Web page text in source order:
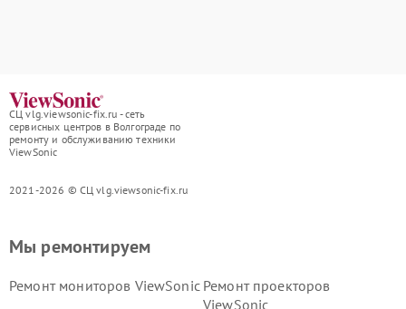
СЦ vlg.viewsonic-fix.ru - сеть
сервисных центров в Волгограде по
ремонту и обслуживанию техники
ViewSonic
2021-2026 © СЦ vlg.viewsonic-fix.ru
Мы ремонтируем
Ремонт мониторов ViewSonic Ремонт проекторов
ViewSonic